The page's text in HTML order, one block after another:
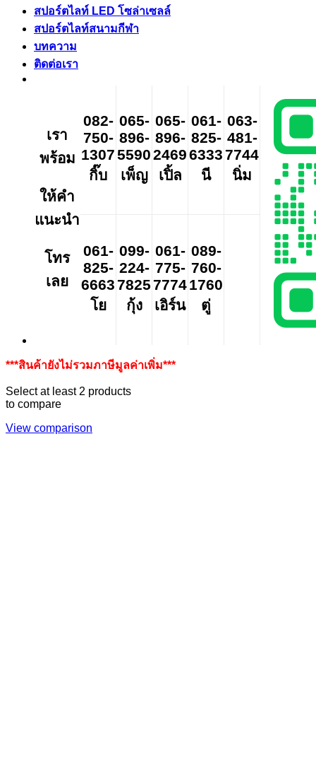
สปอร์ตไลท์ LED โซล่าเซลล์
สปอร์ตไลท์สนามกีฬา
บทความ
ติดต่อเรา
เรา
พร้อม
ให้คำ
แนะนำ
โทร
เลย
082-
750-
1307
กิ๊บ
065-
896-
5590
เพ็ญ
065-
896-
2469
เปิ้ล
061-
825-
6333
นี
063-
481-
7744
นิ่ม
061-
825-
6663
โย
099-
224-
7825
กุ้ง
061-
775-
7774
เอิร์น
089-
760-
1760
ตู่
***สินค้ายังไม่รวมภาษีมูลค่าเพิ่ม***
Select at least 2 products
to compare
View comparison